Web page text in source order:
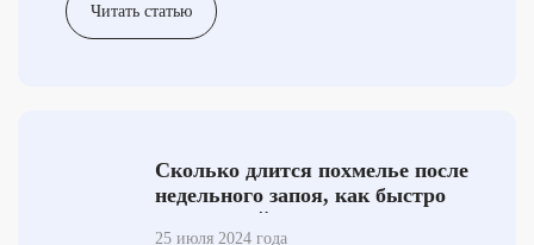
Читать статью
Сколько длится похмелье после
недельного запоя, как быстро
из него выйти?
25 июля 2024 года